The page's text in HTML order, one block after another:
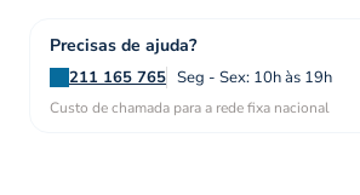
Precisas de ajuda?
211 165 765 Seg - Sex: 10h às 19h
Custo de chamada para a rede fixa nacional